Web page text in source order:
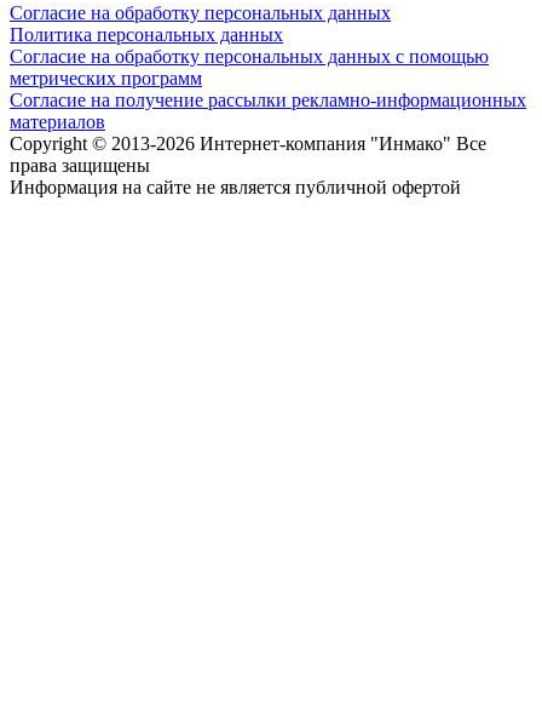
Согласие на обработку персональных данных
Политика персональных данных
Согласие на обработку персональных данных с помощью
метрических программ
Согласие на получение рассылки рекламно-информационных
материалов
Copyright © 2013-2026 Интернет-компания "Инмако" Все
права защищены
Информация на сайте не является публичной офертой